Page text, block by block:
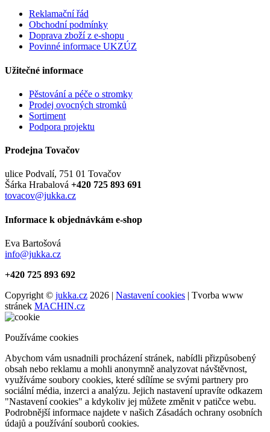
Reklamační řád
Obchodní podmínky
Doprava zboží z e-shopu
Povinné informace UKZÚZ
Užitečné informace
Pěstování a péče o stromky
Prodej ovocných stromků
Sortiment
Podpora projektu
Prodejna Tovačov
ulice Podvalí, 751 01 Tovačov
Šárka Hrabalová +420 725 893 691
tovacov@jukka.cz
Informace k objednávkám e-shop
Eva Bartošová
info@jukka.cz
+420 725 893 692
Copyright © jukka.cz 2026 | Nastavení cookies | Tvorba www
stránek MACHIN.cz
Používáme cookies
Abychom vám usnadnili procházení stránek, nabídli přizpůsobený
obsah nebo reklamu a mohli anonymně analyzovat návštěvnost,
využíváme soubory cookies, které sdílíme se svými partnery pro
sociální média, inzerci a analýzu. Jejich nastavení upravíte odkazem
"Nastavení cookies" a kdykoliv jej můžete změnit v patičce webu.
Podrobnější informace najdete v našich Zásadách ochrany osobních
údajů a používání souborů cookies.